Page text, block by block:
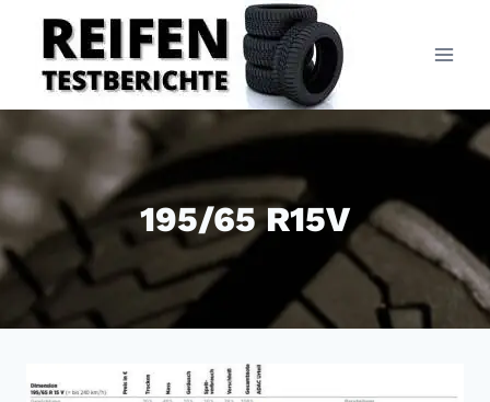
Inhalt
springen
195/65 R15V